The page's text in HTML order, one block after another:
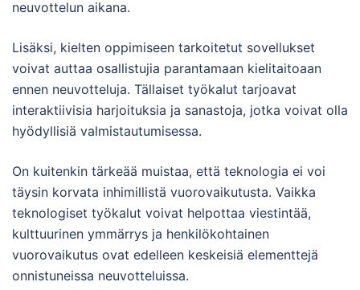
neuvottelun aikana.
Lisäksi, kielten oppimiseen tarkoitetut sovellukset
voivat auttaa osallistujia parantamaan kielitaitoaan
ennen neuvotteluja. Tällaiset työkalut tarjoavat
interaktiivisia harjoituksia ja sanastoja, jotka voivat olla
hyödyllisiä valmistautumisessa.
On kuitenkin tärkeää muistaa, että teknologia ei voi
täysin korvata inhimillistä vuorovaikutusta. Vaikka
teknologiset työkalut voivat helpottaa viestintää,
kulttuurinen ymmärrys ja henkilökohtainen
vuorovaikutus ovat edelleen keskeisiä elementtejä
onnistuneissa neuvotteluissa.